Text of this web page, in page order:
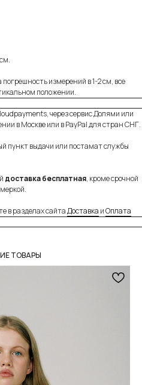
измерений в 1-2 см, все
положении.
через сервис Долями или
в Москве или в PayPal для стран СНГ.
пункт выдачи или постамат службы
доставка бесплатная, кроме срочной
в разделах сайтаДоставка иОплата
ТОВАРЫ
из нашего